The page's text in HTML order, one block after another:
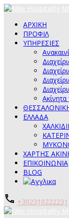
ΑΡΧΙΚΗ
ΠΡΟΦΙΛ
ΥΠΗΡΕΣΙΕΣ
ΕΛΛΑΔΑ
ΧΑΡΤΗΣ
ΕΠΙΚΟΙΝΩΝΙΑ
BLOG
+302310222231